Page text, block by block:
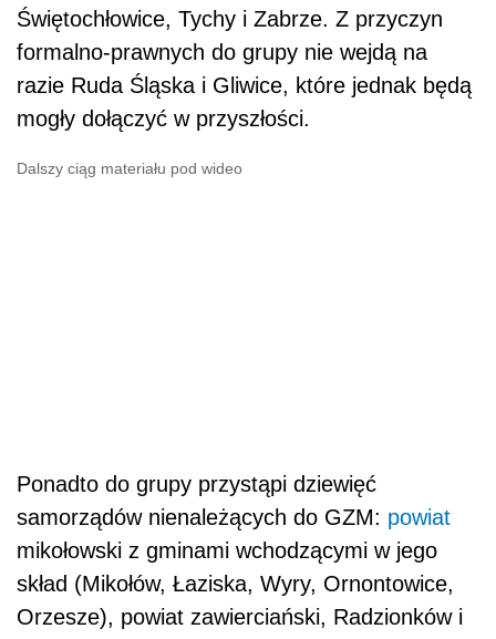
Świętochłowice, Tychy i Zabrze. Z przyczyn
formalno-prawnych do grupy nie wejdą na
razie Ruda Śląska i Gliwice, które jednak będą
mogły dołączyć w przyszłości.
Dalszy ciąg materiału pod wideo
Ponadto do grupy przystąpi dziewięć
samorządów nienależących do GZM: powiat
mikołowski z gminami wchodzącymi w jego
skład (Mikołów, Łaziska, Wyry, Ornontowice,
Orzesze), powiat zawierciański, Radzionków i